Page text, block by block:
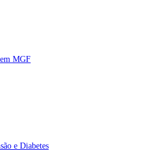
e nutricionista no primeiro mês
ouvido com apoio robótico em Portugal
gestão privada da ULS do Algarve
MGF
e Diabetes